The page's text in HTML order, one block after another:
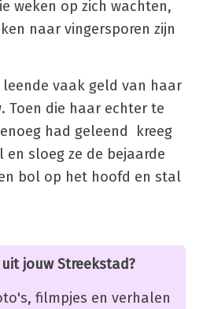
weken op zich wachten,
naar vingersporen zijn
vaak geld van haar
Toen die haar echter te
had geleend kreeg
en sloeg ze de bejaarde
bol op het hoofd en stal
jouw Streekstad?
filmpjes en verhalen